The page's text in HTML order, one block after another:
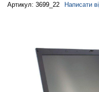
Артикул: 3699_22 Написати